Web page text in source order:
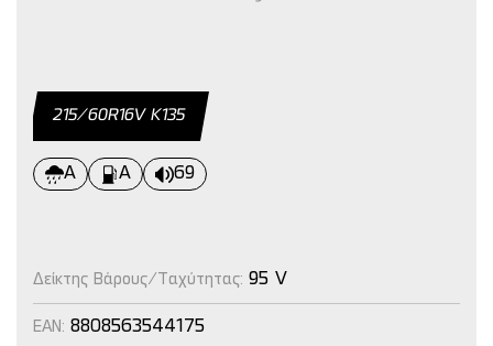
215/60R16V Κ135
A Α 69
Δείκτης Βάρους/Ταχύτητας: 95 V
EAN: 8808563544175